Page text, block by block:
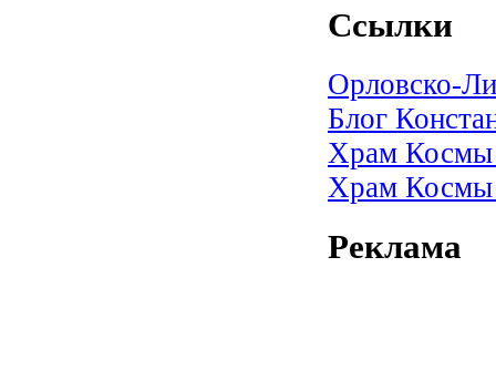
Ссылки
Орловско-
Блог
Храм Космы
Храм Космы
Реклама